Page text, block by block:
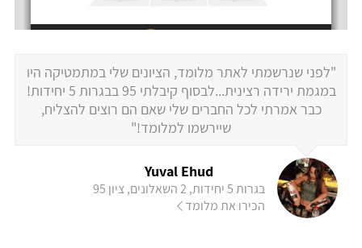
"לפני שנרשמתי לאתר מלומד, הציונים שלי במתמטיקה היו
במגמת ירידה רצינית...לבסוף קיבלתי 95 בבגרות 5 יחידות!
כבר אמרתי לכל החברים שלי שאם הם רוצים להצליח,
שיירשמו למלומד!"
Yuval Ehud
בגרות 5 יחידות, 2 השאלונים, ציון 95
הכירו את מלומד